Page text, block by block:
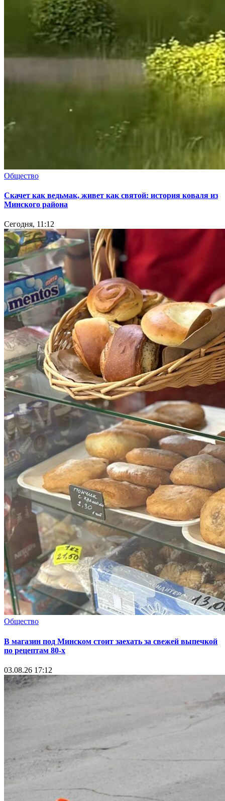
Общество
Скачет как ведьмак, живет как святой: история коваля из
Минского района
Сегодня, 11:12
Общество
В магазин под Минском стоит заехать за свежей выпечкой
по рецептам 80-х
03.08.26 17:12